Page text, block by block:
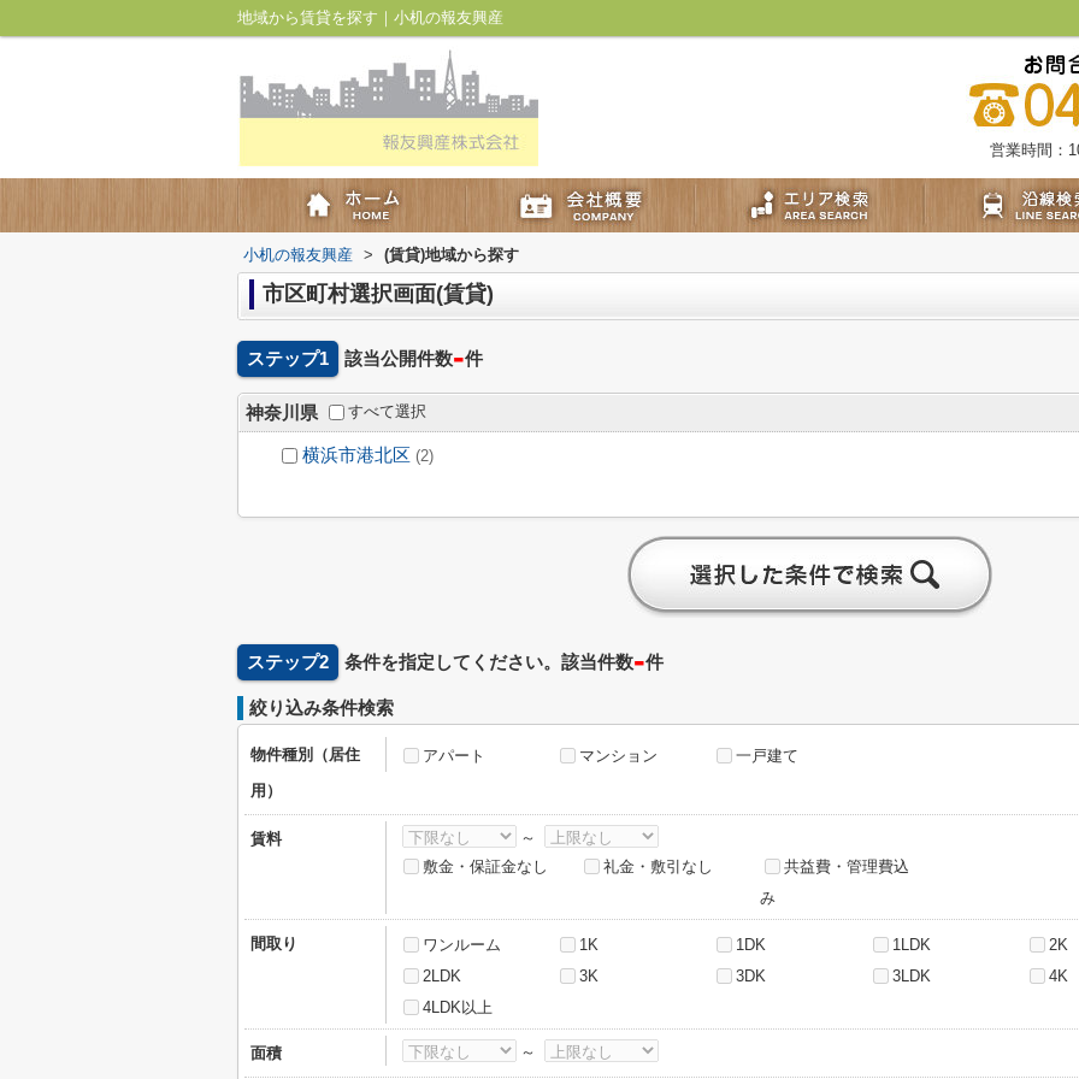
地域から賃貸を探す｜小机の報友興産
営業時間：
小机の報友興産 > (賃貸)地域から探す
市区町村選択画面(賃貸)
ステップ1 該当公開件数-件
神奈川県 すべて選択
横浜市港北区 (2)
ステップ2 条件を指定してください。該当件数-件
絞り込み条件検索
物件種別（居住
用）
アパート マンション 一戸建て
賃料
～
敷金・保証金なし
礼金・敷引なし
共益費・管理費込
み
間取り ワンルーム 1K 1DK 1LDK 2K
2LDK
3K 3DK 3LDK 4K
4LDK以上
面積 ～